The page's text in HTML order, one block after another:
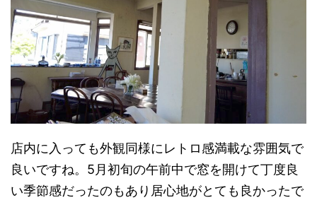
店内に入っても外観同様にレトロ感満載な雰囲気で
良いですね。5月初旬の午前中で窓を開けて丁度良
い季節感だったのもあり居心地がとても良かったで